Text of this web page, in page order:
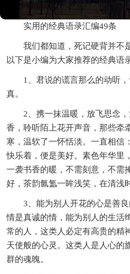
实用的经典语录汇编49条
我们都知道，死记硬背并不
以下是小编为大家推荐的经典语
1、君说的谎言那么的动听
真。
2、携一抹温暖，放飞思念
香，聆听陌上花开声音，那些牵
寒，温软了一怀恬淡。一直相信
快乐着，便是美好。素色年华里
一袭书香的暖，不需刻意，不需
好，茶韵氤氲一眸浅笑，在清
3、能为别人开花的心是善
情是真诚的情，能为别人的生活
常的人，这类人必定有高贵的精
天使般的心灵。这类人是人心的
群的魂魄。